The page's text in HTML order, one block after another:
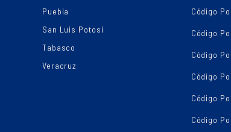
Puebla
San Luis Potosí
Tabasco
Veracruz
Código
Código
Código
Código
Código
Código